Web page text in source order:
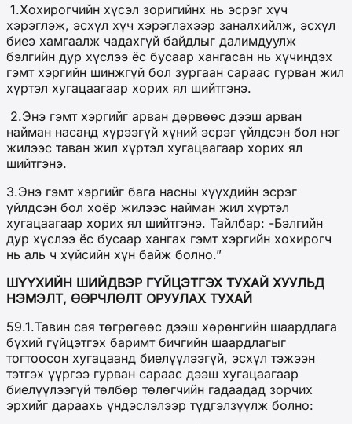
1.Хохирогчийн хүсэл зоригийнх нь эсрэг хүч
хэрэглэж, эсхүл хүч хэрэглэхээр заналхийлж, эсхүл
биеэ хамгаалж чадахгүй байдлыг далимдуулж
бэлгийн дур хүслээ ёс бусаар хангасан нь хүчиндэх
гэмт хэргийн шинжгүй бол зургаан сараас гурван жил
хүртэл хугацаагаар хорих ял шийтгэнэ.
2.Энэ гэмт хэргийг арван дөрвөөс дээш арван
найман насанд хүрээгүй хүний эсрэг үйлдсэн бол нэг
жилээс таван жил хүртэл хугацаагаар хорих ял
шийтгэнэ.
3.Энэ гэмт хэргийг бага насны хүүхдийн эсрэг
үйлдсэн бол хоёр жилээс найман жил хүртэл
хугацаагаар хорих ял шийтгэнэ. Тайлбар: -Бэлгийн
дур хүслээ ёс бусаар хангах гэмт хэргийн хохирогч
нь аль ч хүйсийн хүн байж болно.”
ШҮҮХИЙН ШИЙДВЭР ГҮЙЦЭТГЭХ ТУХАЙ ХУУЛЬД
НЭМЭЛТ, ӨӨРЧЛӨЛТ ОРУУЛАХ ТУХАЙ
59.1.Тавин сая төгрөгөөс дээш хөрөнгийн шаардлага
бүхий гүйцэтгэх баримт бичгийн шаардлагыг
тогтоосон хугацаанд биелүүлээгүй, эсхүл тэжээн
тэтгэх үүргээ гурван сараас дээш хугацаагаар
биелүүлээгүй төлбөр төлөгчийн гадаадад зорчих
эрхийг дараахь үндэслэлээр түдгэлзүүлж болно: